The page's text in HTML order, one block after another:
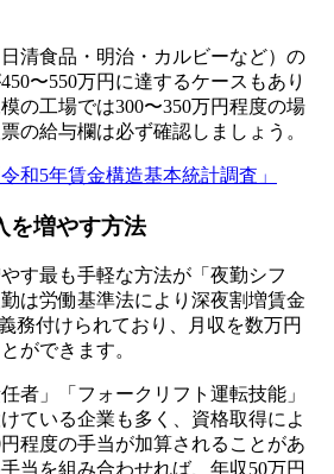
清食品・明治・カルビーなど）の
〜550万円に達するケースもあり
の工場では300〜350万円程度の場
の給与欄は必ず確認しましょう。
和5年賃金構造基本統計調査」
を増やす方法
す最も手軽な方法が「夜勤シフ
は労働基準法により深夜割増賃金
務付けられており、月収を数万円
ができます。
者」「フォークリフト運転技能」
ている企業も多く、資格取得によ
円程度の手当が加算されることがあ
当を組み合わせれば、年収50万円